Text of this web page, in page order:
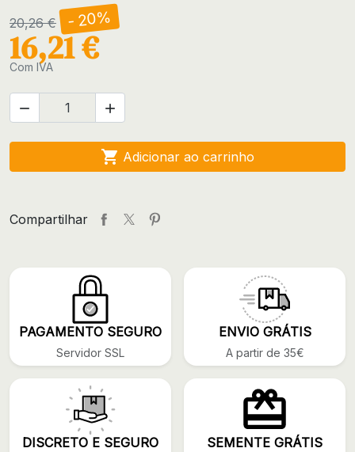
20,26 € - 20%
16,21 €
Com IVA
 
 Adicionar ao carrinho
Compartilhar
PAGAMENTO SEGURO
Servidor SSL
ENVIO GRÁTIS
A partir de 35€
DISCRETO E SEGURO SEMENTE GRÁTIS